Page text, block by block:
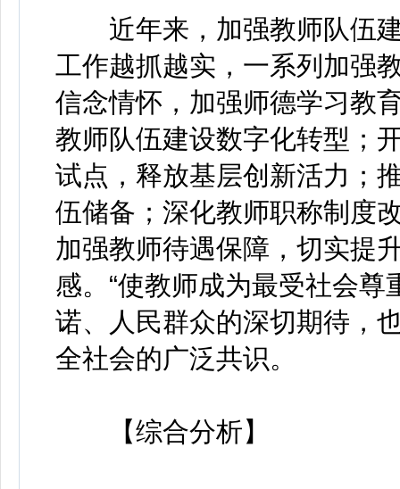
近年来，加强教师队伍建
工作越抓越实，一系列加强
信念情怀，加强师德学习教
教师队伍建设数字化转型；
试点，释放基层创新活力；
伍储备；深化教师职称制度
加强教师待遇保障，切实提
感。“使教师成为最受社会尊
诺、人民群众的深切期待，
全社会的广泛共识。
【综合分析】